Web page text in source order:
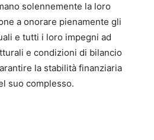
solennemente la loro
a onorare pienamente gli
e tutti i loro impegni ad
e condizioni di bilancio
la stabilità finanziaria
suo complesso.